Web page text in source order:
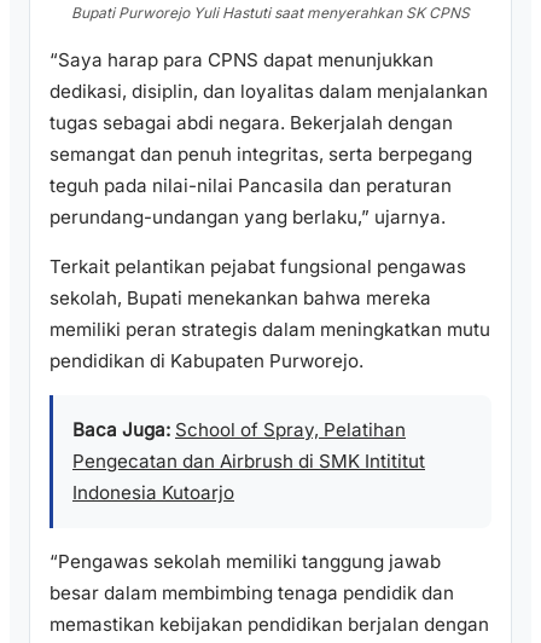
Bupati Purworejo Yuli Hastuti saat menyerahkan SK CPNS
“Saya harap para CPNS dapat menunjukkan
dedikasi, disiplin, dan loyalitas dalam menjalankan
tugas sebagai abdi negara. Bekerjalah dengan
semangat dan penuh integritas, serta berpegang
teguh pada nilai-nilai Pancasila dan peraturan
perundang-undangan yang berlaku,” ujarnya.
Terkait pelantikan pejabat fungsional pengawas
sekolah, Bupati menekankan bahwa mereka
memiliki peran strategis dalam meningkatkan mutu
pendidikan di Kabupaten Purworejo.
Baca Juga: School of Spray, Pelatihan
Pengecatan dan Airbrush di SMK Intititut
Indonesia Kutoarjo
“Pengawas sekolah memiliki tanggung jawab
besar dalam membimbing tenaga pendidik dan
memastikan kebijakan pendidikan berjalan dengan